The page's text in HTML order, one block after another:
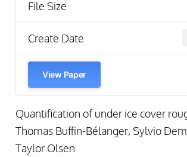
File Size
Create Date
View Paper
Quantification of under ice cover
Thomas Buffin-Bélanger, Sylvio
Taylor Olsen